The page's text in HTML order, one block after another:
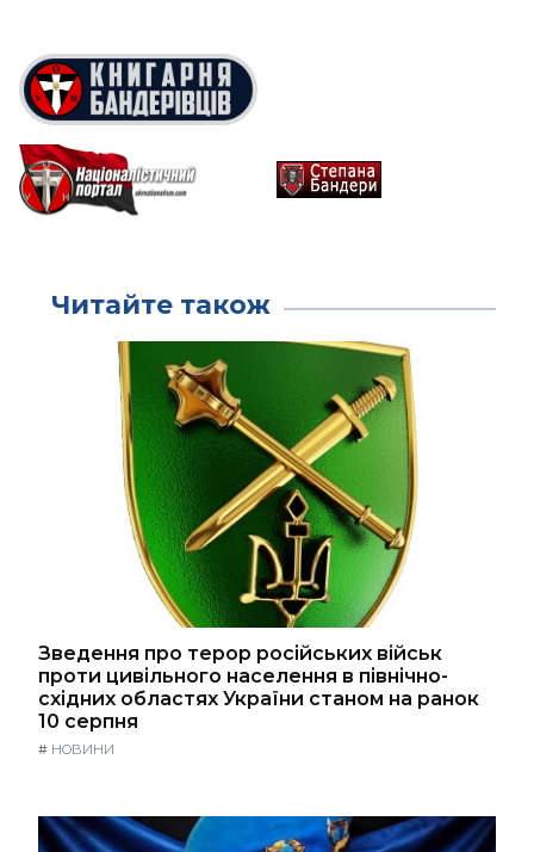
Читайте також
Зведення про терор російських військ
проти цивільного населення в північно-
східних областях України станом на ранок
10 серпня
# НОВИНИ